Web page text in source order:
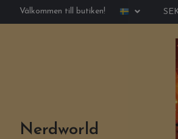
Välkommen till butiken!
Nerdworld